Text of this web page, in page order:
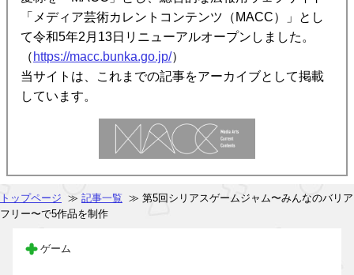
「メディア芸術カレントコンテンツ（MACC）」とし
て令和5年2月13日リニューアルオープンしました。
（ https://macc.bunka.go.jp/）
当サイトは、これまでの記事をアーカイブとして掲載
しています。
トップページ ≫ 記事一覧 ≫ 第5回シリアスゲームジャム〜みんなのバリア
フリー〜で5作品を制作
ゲーム